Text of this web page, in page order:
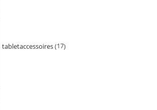
tabletaccessoires 17